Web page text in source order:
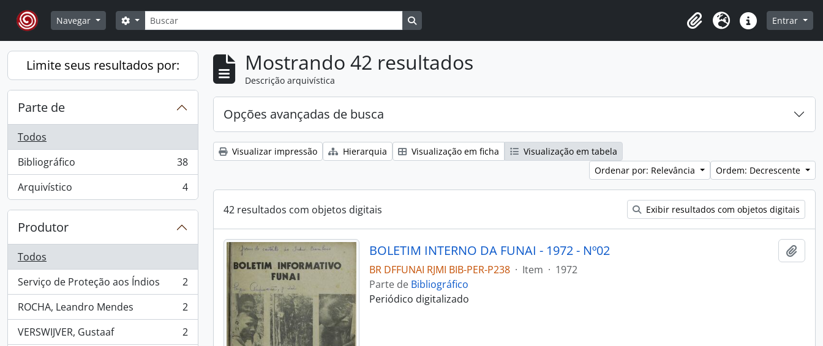
Skip to main content
Navegar
Buscar
Opções de busca
Área de Transferência
Idioma Atalhos Entrar
Limite seus resultados por:
Parte de
Todos
Bibliográfico
, 38 resultados
38
Arquivístico
, 4 resultados 4
Produtor
Todos
Serviço de Proteção aos Índios
, 2 resultados
2
ROCHA, Leandro Mendes
, 2 resultados
2
VERSWIJVER, Gustaaf
, 2 resultados
2
Mostrando 42 resultados
Descrição arquivística
Opções avançadas de busca
Visualizar impressão Hierarquia Visualização em ficha
Visualização em tabela
Ordenar por: Relevância
Ordem: Decrescente
42 resultados com objetos digitais Exibir resultados com objetos digitais
BOLETIM INTERNO DA FUNAI - 1972 - Nº02
BR DFFUNAI RJMI BIB-PER-P238 · Item · 1972
Parte de Bibliográfico
Periódico digitalizado